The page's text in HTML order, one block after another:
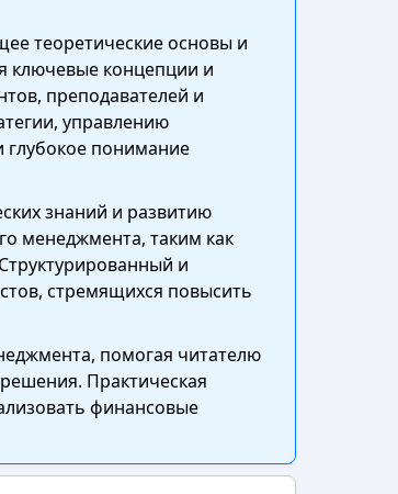
теоретические основы и
ключевые концепции и
преподавателей и
управлению
глубокое понимание
знаний и развитию
менеджмента, таким как
и
стремящихся повысить
помогая читателю
Практическая
финансовые